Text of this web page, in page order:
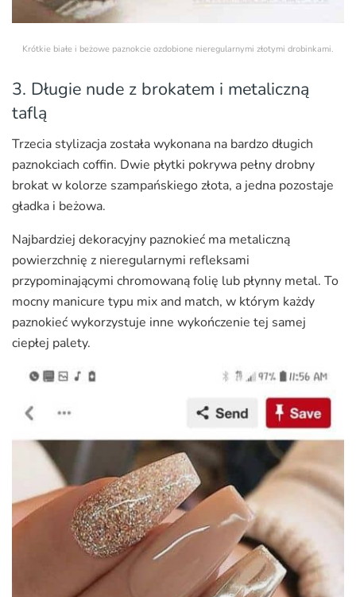
Krótkie białe i beżowe paznokcie ozdobione nieregularnymi złotymi drobinkami.
3. Długie nude z brokatem i metaliczną
taflą
Trzecia stylizacja została wykonana na bardzo długich
paznokciach coffin. Dwie płytki pokrywa pełny drobny
brokat w kolorze szampańskiego złota, a jedna pozostaje
gładka i beżowa.
Najbardziej dekoracyjny paznokieć ma metaliczną
powierzchnię z nieregularnymi refleksami
przypominającymi chromowaną folię lub płynny metal. To
mocny manicure typu mix and match, w którym każdy
paznokieć wykorzystuje inne wykończenie tej samej
ciepłej palety.